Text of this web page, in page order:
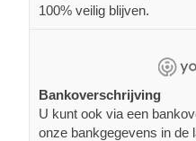
100% veilig blijven.
Bankoverschrijving
U kunt ook via een
onze bankgegevens in de